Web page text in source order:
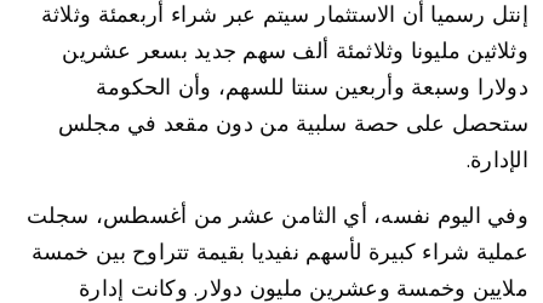
إنتل رسميا أن الاستثمار سيتم عبر شراء أربعمئة وثلاثة
وثلاثين مليونا وثلاثمئة ألف سهم جديد بسعر عشرين
دولارا وسبعة وأربعين سنتا للسهم، وأن الحكومة
ستحصل على حصة سلبية من دون مقعد في مجلس
الإدارة.
وفي اليوم نفسه، أي الثامن عشر من أغسطس، سجلت
عملية شراء كبيرة لأسهم نفيديا بقيمة تتراوح بين خمسة
ملايين وخمسة وعشرين مليون دولار. وكانت إدارة